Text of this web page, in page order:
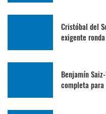
Cristóbal del
exigente
Benjamín
completa